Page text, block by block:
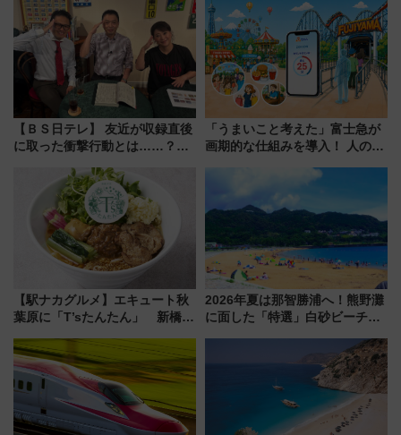
に 乗車には予約が必要
ト 参加方法や体験内容を紹介
【ＢＳ日テレ】 友近が収録直後
に取った衝撃行動とは……？
で極上の夏祭り鉄道旅を放送
「うまいこと考えた」富士急が
画期的な仕組みを導入！ 人のか
【駅ナカグルメ】エキュート秋
葉原に「T’sたんたん」 新橋に
饅」、オムライス専門店「肉と
たまご」新グルメ続々登場！
【2026年8月】
2026年夏は那智勝浦へ！熊野灘
に面した「特選」白砂ビーチは